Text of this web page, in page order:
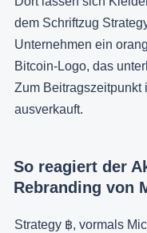
dem Schriftzug
Unternehmen ein
Bitcoin-Logo, das
Zum Beitragszeitpunkt
ausverkauft.
So reagiert der
Rebranding von
Strategy ฿, vormals